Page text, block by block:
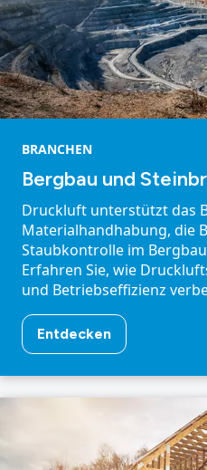
BRANCHEN
Bergbau und
Druckluft unterstützt das
Materialhandhabung, die
Staubkontrolle im
Erfahren Sie, wie
und Betriebseffizienz
Entdecken